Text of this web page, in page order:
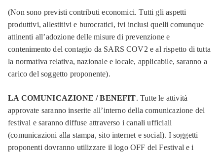
(Non sono previsti contributi economici. Tutti gli aspetti
produttivi, allestitivi e burocratici, ivi inclusi quelli comunque
attinenti all’adozione delle misure di prevenzione e
contenimento del contagio da SARS COV2 e al rispetto di tutta
la normativa relativa, nazionale e locale, applicabile, saranno a
carico del soggetto proponente).
LA COMUNICAZIONE / BENEFIT. Tutte le attività
approvate saranno inserite all’interno della comunicazione del
festival e saranno diffuse attraverso i canali ufficiali
(comunicazioni alla stampa, sito internet e social). I soggetti
proponenti dovranno utilizzare il logo OFF del Festival e i